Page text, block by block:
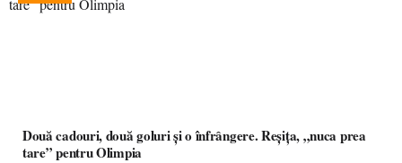
Două cadouri, două goluri și o înfrângere. Reșița, „nuca prea
tare” pentru Olimpia